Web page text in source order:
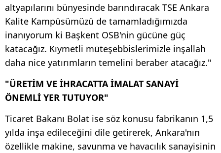
altyapılarını bünyesinde barındıracak TSE Ankara
Kalite Kampüsümüzü de tamamladığımızda
inanıyorum ki Başkent OSB'nin gücüne güç
katacağız. Kıymetli müteşebbislerimizle inşallah
daha nice yatırımların temelini beraber atacağız."
"ÜRETİM VE İHRACATTA İMALAT SANAYİ
ÖNEMLİ YER TUTUYOR"
Ticaret Bakanı Bolat ise söz konusu fabrikanın 1,5
yılda inşa edileceğini dile getirerek, Ankara'nın
özellikle makine, savunma ve havacılık sanayisinin